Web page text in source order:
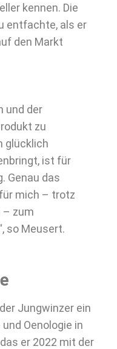
kennen. Die
entfachte, als er
den Markt
und der
zu
glücklich
ist für
Genau das
mich – trotz
– zum
so Meusert.
Jungwinzer ein
Oenologie in
er 2022 mit der